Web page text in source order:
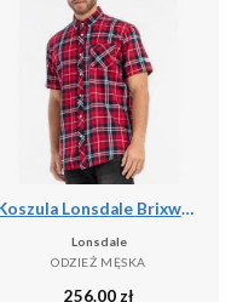
Koszula Lonsdale Brixworth
Lonsdale
ODZIEŻ MĘSKA
256.00 zł